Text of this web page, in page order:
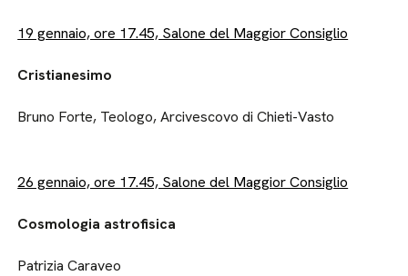
19 gennaio, ore 17.45, Salone del Maggior Consiglio
Cristianesimo
Bruno Forte, Teologo, Arcivescovo di Chieti-Vasto
26 gennaio, ore 17.45, Salone del Maggior Consiglio
Cosmologia astrofisica
Patrizia Caraveo